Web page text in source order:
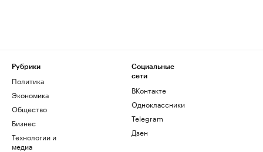
Рубрики
Политика
Экономика
Общество
Бизнес
Технологии и
медиа
Социальные
сети
ВКонтакте
Одноклассники
Telegram
Дзен